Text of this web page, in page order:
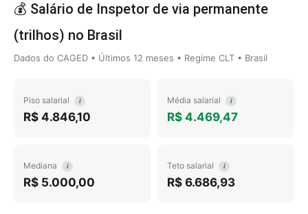
💰 Salário de Inspetor de via permanente
(trilhos) no Brasil
Dados do CAGED • Últimos 12 meses • Regime CLT • Brasil
Piso salarial i
R$ 4.846,10
Média salarial i
R$ 4.469,47
Mediana i
R$ 5.000,00
Teto salarial i
R$ 6.686,93